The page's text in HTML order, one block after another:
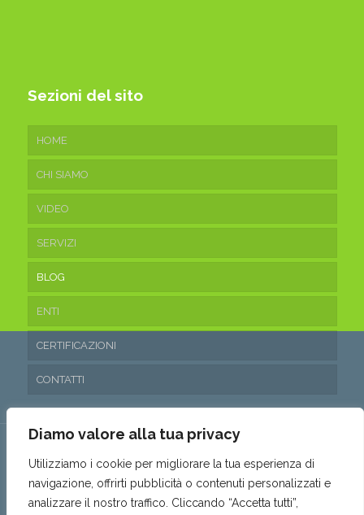
Diamo valore alla tua privacy
Utilizziamo i cookie per migliorare la tua esperienza di
navigazione, offrirti pubblicità o contenuti personalizzati e
analizzare il nostro traffico. Cliccando “Accetta tutti”,
Sezioni del sito
HOME
CHI SIAMO
VIDEO
SERVIZI
BLOG
ENTI
CERTIFICAZIONI
CONTATTI
© 2016 Ecoteam Srl. • P.IVA 03315530653 • REA: SA- 288797 •